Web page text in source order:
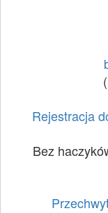
Rejestracja
Bez